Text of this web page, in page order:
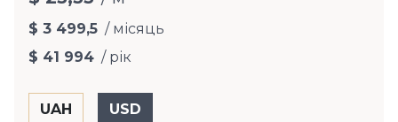
$ 3 499,5 / місяць
$ 41 994 / рік